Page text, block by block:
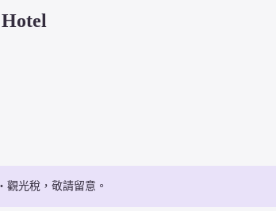
觀光稅，敬請留意。